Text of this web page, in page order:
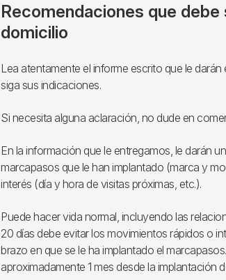
Recomendaciones que debe
domicilio
Lea atentamente el informe escrito que le
siga sus indicaciones.
Si necesita alguna aclaración, no dude en
En la información que le entregamos, le darán
marcapasos que le han implantado (marca y
interés (día y hora de visitas próximas, etc.).
Puede hacer vida normal, incluyendo las
20 días debe evitar los movimientos rápidos o
brazo en que se le ha implantado el
aproximadamente 1 mes desde la implantación